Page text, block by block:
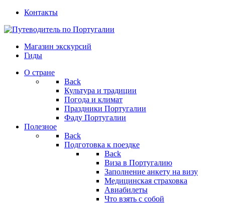
Контакты
Магазин экскурсий
Гиды
О стране
Back
Культура и традиции
Погода и климат
Праздники Португалии
Фаду Португалии
Полезное
Back
Подготовка к поездке
Back
Виза в Португалию
Заполнение анкету на визу
Медицинская страховка
Авиабилеты
Что взять с собой